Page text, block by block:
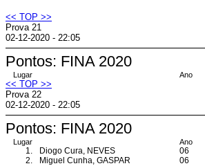
<< TOP >>
Prova 21
02-12-2020 - 22:05
Pontos: FINA 2020
Lugar Ano
<< TOP >>
Prova 22
02-12-2020 - 22:05
Pontos: FINA 2020
Lugar Ano
1. Diogo Cura, NEVES 06
2.
Miguel Cunha, GASPAR 06